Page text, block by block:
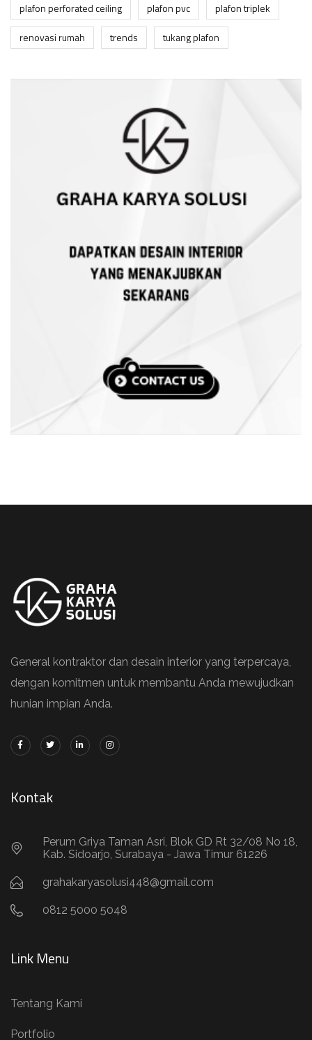
plafon perforated ceiling
plafon pvc
plafon triplek
renovasi rumah
trends tukang plafon
General kontraktor dan desain interior yang terpercaya,
dengan komitmen untuk membantu Anda mewujudkan
hunian impian Anda.
Kontak
Perum Griya Taman Asri, Blok GD Rt 32/08 No 18,
Kab. Sidoarjo, Surabaya - Jawa Timur 61226
grahakaryasolusi448@gmail.com
0812 5000 5048
Link Menu
Tentang Kami
Portfolio